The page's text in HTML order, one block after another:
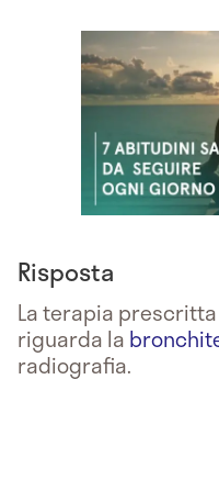
Risposta
La terapia
riguarda la
radiografia.